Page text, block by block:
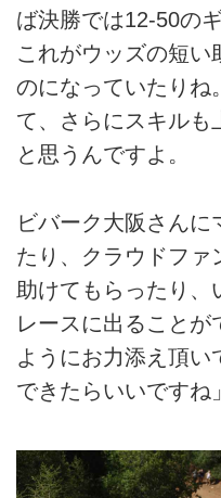
ば決勝では12-50の
これがウッズの短い
のになっていたりね
て、さらにスキルも
と思うんですよ。
ビバーク大阪さんに
たり、クラウドファ
助けてもらったり、
レースに出ることが
ようにお力添え頂
できたらいいですね」